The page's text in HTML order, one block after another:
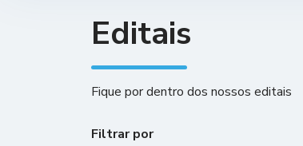
Editais
Fique por dentro dos nossos editais
Filtrar por